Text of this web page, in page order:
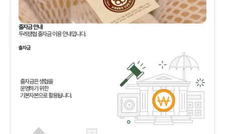
출자금 안내
두레생협 출자금 이용 안내입니다.
출자금
출자금은 생협을
운영하기 위한
기본자본으로 활용됩니다.